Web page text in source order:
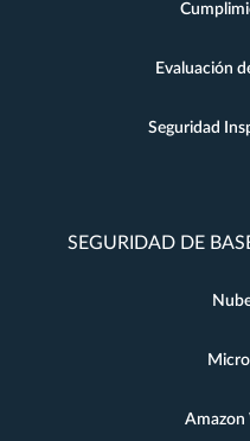
Evaluación
Seguridad
SEGURIDAD DE
Amazon